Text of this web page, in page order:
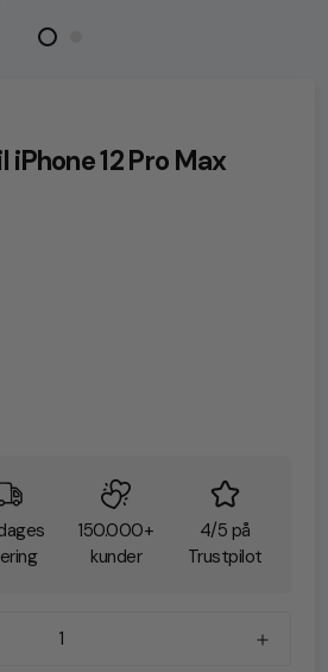
12 Pro Max
150.000+
kunder
4/5 på
Trustpilot